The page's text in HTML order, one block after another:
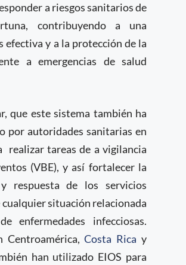
a riesgos sanitarios de
contribuyendo a una
efectiva y a la protección de la
a emergencias de salud
que este sistema también ha
por autoridades sanitarias en
realizar tareas de a vigilancia
(VBE), y así fortalecer la
respuesta de los servicios
situación relacionada
enfermedades infecciosas.
Centroamérica,Costa Rica y
han utilizado EIOS para